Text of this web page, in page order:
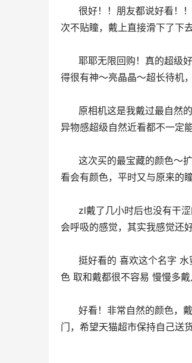
次不贴瞳，戴上直接滑下了下
得很有神～亮晶晶～超长待机
异物感超级自然近看都不一定
看会有颜色，平时又与原来的
会呼吸的感觉，其实我感觉还
色 取和戴都很不容易 慢慢多
门，希望天猫超市保持自己送